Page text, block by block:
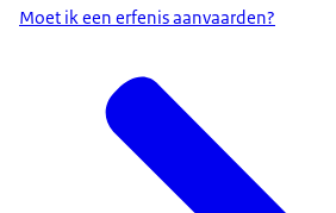
Moet ik een erfenis aanvaarden?